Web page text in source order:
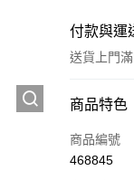
付款與運
送貨上門
付款方式
信用卡
商品特色
商品編號
468845